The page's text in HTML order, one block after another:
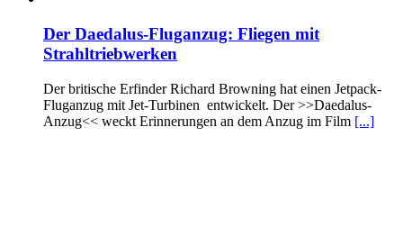
Der Daedalus-Fluganzug: Fliegen mit
Strahltriebwerken
Der britische Erfinder Richard Browning hat einen Jetpack-
Fluganzug mit Jet-Turbinen entwickelt. Der >>Daedalus-
Anzug<< weckt Erinnerungen an dem Anzug im Film [...]